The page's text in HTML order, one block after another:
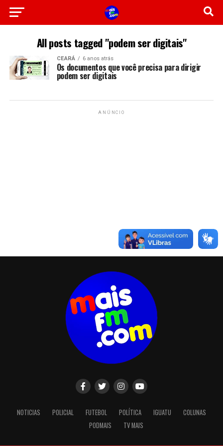
All posts tagged "podem ser digitais"
CEARÁ 6 anos atrás
Os documentos que você precisa para dirigir
podem ser digitais
ANÚNCIO
NOTICIAS POLICIAL FUTEBOL POLÍTICA IGUATU
COLUNAS
PODMAIS
TV MAIS